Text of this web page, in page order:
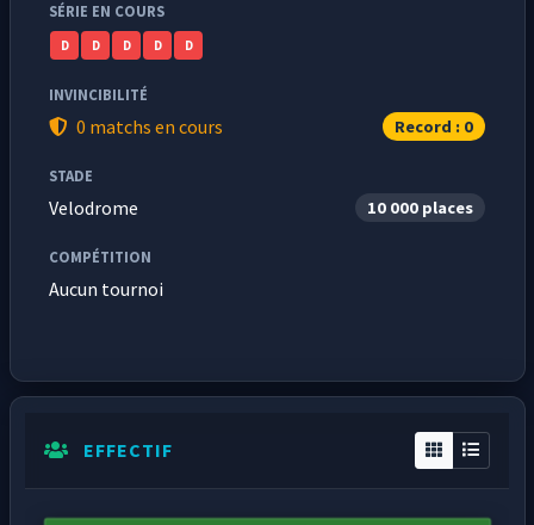
SÉRIE EN COURS
D D D D D
INVINCIBILITÉ
0 matchs en cours Record : 0
STADE
Velodrome 10 000 places
COMPÉTITION
Aucun tournoi
EFFECTIF